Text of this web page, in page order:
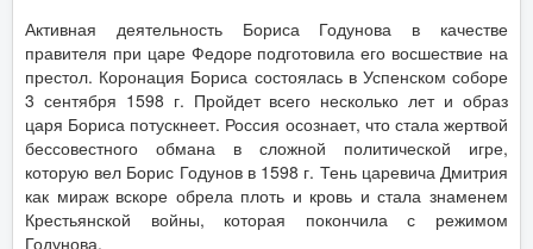
Активная деятельность Бориса Годунова в качестве
правителя при царе Федоре подготовила его восшествие на
престол. Коронация Бориса состоялась в Успенском соборе
3 сентября 1598 г. Пройдет всего несколько лет и образ
царя Бориса потускнеет. Россия осознает, что стала жертвой
бессовестного обмана в сложной политической игре,
которую вел Борис Годунов в 1598 г. Тень царевича Дмитрия
как мираж вскоре обрела плоть и кровь и стала знаменем
Крестьянской войны, которая покончила с режимом
Годунова.